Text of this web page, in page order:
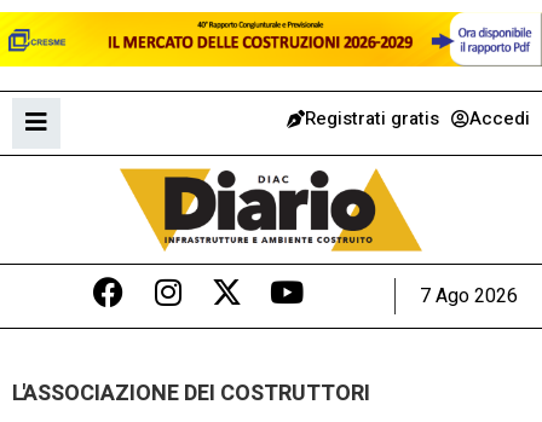
Registrati gratis Accedi
7 Ago 2026
L'ASSOCIAZIONE DEI COSTRUTTORI